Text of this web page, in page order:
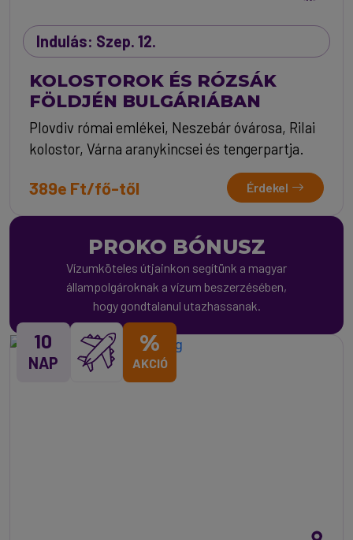
Indulás: Szep. 12.
KOLOSTOROK ÉS RÓZSÁK
FÖLDJÉN BULGÁRIÁBAN
Plovdiv római emlékei, Neszebár óvárosa, Rilai
kolostor, Várna aranykincsei és tengerpartja.
389e Ft/fő-től Érdekel
PROKO BÓNUSZ
Vízumköteles útjainkon segítünk a magyar
állampolgároknak a vízum beszerzésében,
hogy gondtalanul utazhassanak.
10
NAP
%
AKCIÓ